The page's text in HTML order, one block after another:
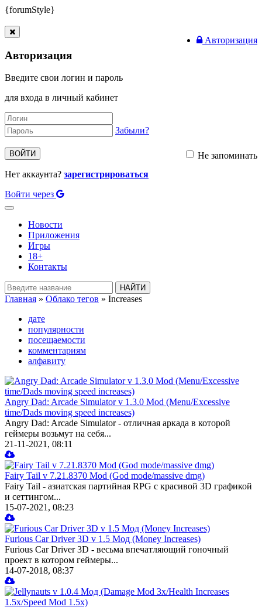
{forumStyle}
Авторизация
Авторизация
Введите свои логин и пароль
для входа в личный кабинет
Забыли?
ВОЙТИ
Не запоминать
Нет аккаунта? зарегистрироваться
Войти через
Toggle
navigationНовости
Приложения
Игры
18+
Контакты
Главная » Облако тегов » Increases
дате
популярности
посещаемости
комментариям
алфавиту
Angry Dad: Arcade Simulator v 1.3.0 Mod (Menu/Excessive
time/Dads moving speed increases)
Angry Dad: Arcade Simulator - отличная аркада в которой
геймеры возьмут на себя...
21-11-2021, 08:11
Fairy Tail v 7.21.8370 Mod (God mode/massive dmg)
Fairy Tail - азиатская партийная RPG с красивой 3D графикой
и сеттингом...
15-07-2021, 08:23
Furious Car Driver 3D v 1.5 Мод (Money Increases)
Furious Car Driver 3D - весьма впечатляющий гоночный
проект в котором геймеры...
14-07-2018, 08:37